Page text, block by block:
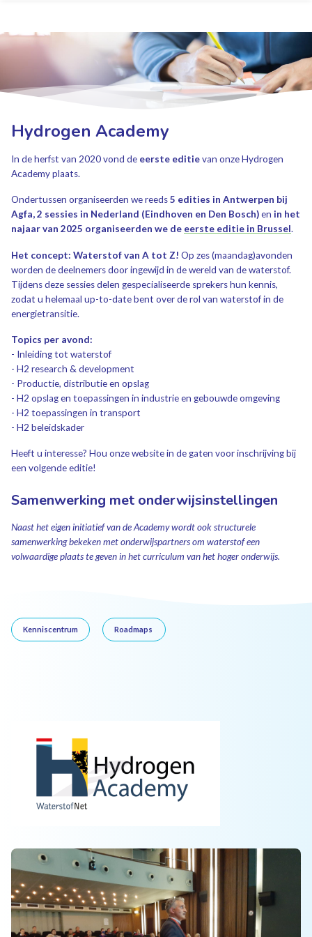
Hydrogen Academy
In de herfst van 2020 vond de eerste editievan onze Hydrogen
Academy plaats.
Ondertussen organiseerden we reeds5 edities in Antwerpen bij
Agfa, 2 sessies in Nederland (Eindhoven en Den Bosch)en in het
najaar van 2025 organiseerden we de eerste editie in Brussel.
Het concept: Waterstof van A tot Z! Op zes (maandag)avonden
worden de deelnemers door ingewijd in de wereld van de waterstof.
Tijdens deze sessies delen gespecialiseerde sprekers hun kennis,
zodat u helemaal up-to-date bent over de rol van waterstof in de
energietransitie.
Topics per avond:
- Inleiding tot waterstof
- H2 research & development
- Productie, distributie en opslag
- H2 opslag en toepassingen in industrie en gebouwde omgeving
- H2 toepassingen in transport
- H2 beleidskader
Heeft u interesse? Hou onze website in de gaten voor inschrijving bij
een volgende editie!
Samenwerking met onderwijsinstellingen
Naast het eigen initiatief van de Academy wordt ook structurele
samenwerking bekeken met onderwijspartners om waterstof een
volwaardige plaats te geven in het curriculum van het hoger onderwijs.
Kenniscentrum Roadmaps